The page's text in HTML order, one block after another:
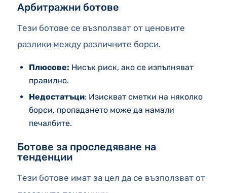
Арбитражни ботове
Тези ботове се възползват от ценовите
разлики между различните борси.
Плюсове: Нисък риск, ако се изпълняват
правилно.
Недостатъци: Изискват сметки на няколко
борси, пропадането може да намали
печалбите.
Ботове за проследяване на
тенденции
Тези ботове имат за цел да се възползват от